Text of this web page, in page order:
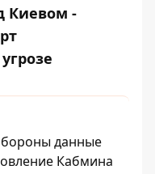
Киевом -
данные
Кабмина